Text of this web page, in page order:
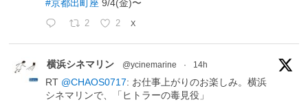
#京都出町座 9/4(金)〜
2 2 X
横浜シネマリン @ycinemarine · 14h
RT @CHAOS0717: お仕事上がりのお楽しみ。横浜
シネマリンで、「ヒトラーの毒見役」